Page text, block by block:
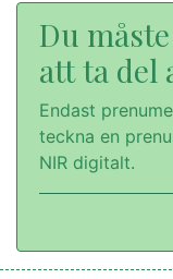
Du
att ta del
Endast
teckna en
NIR digitalt.